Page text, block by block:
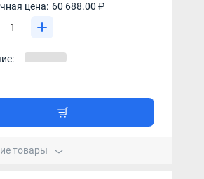
цена: 60 688.00 ₽
товары